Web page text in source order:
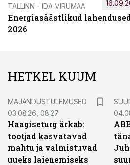
TALLINN - IDA-VIRUMAA
Energiasäästlikud
2026
HETKEL KUUM
MAJANDUSTULEMUSED
03.08.26, 08:27
Haagiseturg ärkab:
tootjad kasvatavad
mahtu ja valmistuvad
uueks laienemiseks